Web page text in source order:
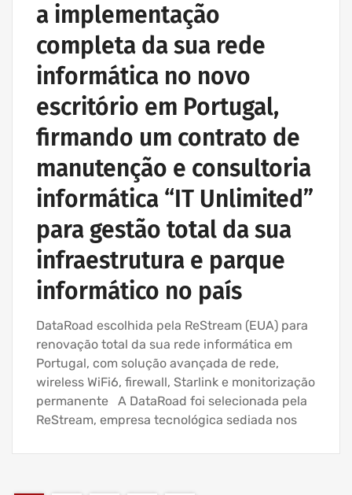
a implementação
completa da sua rede
informática no novo
escritório em Portugal,
firmando um contrato de
manutenção e consultoria
informática “IT Unlimited”
para gestão total da sua
infraestrutura e parque
informático no país
DataRoad escolhida pela ReStream (EUA) para
renovação total da sua rede informática em
Portugal, com solução avançada de rede,
wireless WiFi6, firewall, Starlink e monitorização
permanente A DataRoad foi selecionada pela
ReStream, empresa tecnológica sediada nos